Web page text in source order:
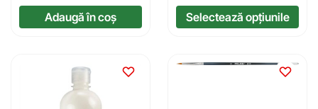
Adaugă în coș Selectează opțiunile